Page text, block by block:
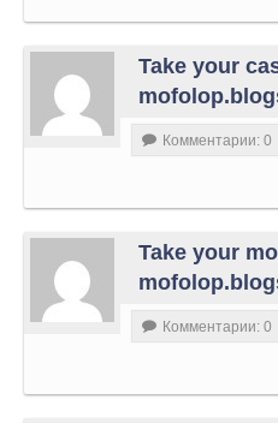
Take your
Комментарии: 0
Take your
Комментарии: 0